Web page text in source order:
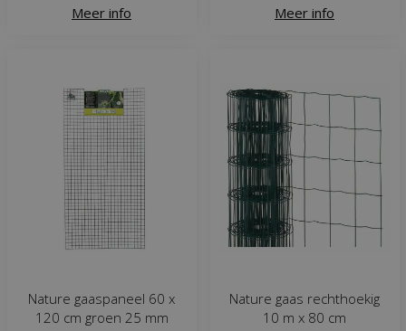
Meer info Meer info
Nature gaaspaneel 60 x
120 cm groen 25 mm
Nature gaas rechthoekig
10 m x 80 cm